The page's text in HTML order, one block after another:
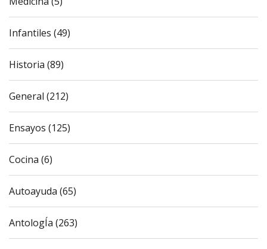
Infantiles (49)
Historia (89)
General (212)
Ensayos (125)
Cocina (6)
Autoayuda (65)
AntologÍa (263)